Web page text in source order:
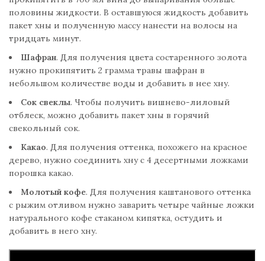
половины жидкости. В оставшуюся жидкость добавить
пакет хны и полученную массу нанести на волосы на
тридцать минут.
Шафран. Для получения цвета состаренного золота
нужно прокипятить 2 грамма травы шафран в
небольшом количестве воды и добавить в нее хну.
Сок свеклы. Чтобы получить вишнево-лиловый
отблеск, можно добавить пакет хны в горячий
свекольный сок.
Какао. Для получения оттенка, похожего на красное
дерево, нужно соединить хну с 4 десертными ложками
порошка какао.
Молотый кофе. Для получения каштанового оттенка
с рыжим отливом нужно заварить четыре чайные ложки
натурального кофе стаканом кипятка, остудить и
добавить в него хну.